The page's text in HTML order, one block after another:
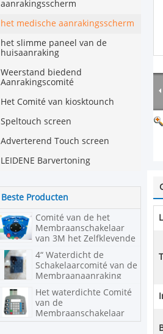
aanrakingsscherm
het medische aanrakingsscherm
het slimme paneel van de
huisaanraking
Weerstand biedend
Aanrakingscomité
Het Comité van kiosktounch
Speltouch screen
Adverterend Touch screen
LEIDENE Barvertoning
Beste Producten
Comité van de het
Membraanschakelaar
van 3M het Zelfklevende
4“ Waterdicht de
Schakelaarcomité van de
Membraanaanraking
Het waterdichte Comité
van de
Membraanschakelaar